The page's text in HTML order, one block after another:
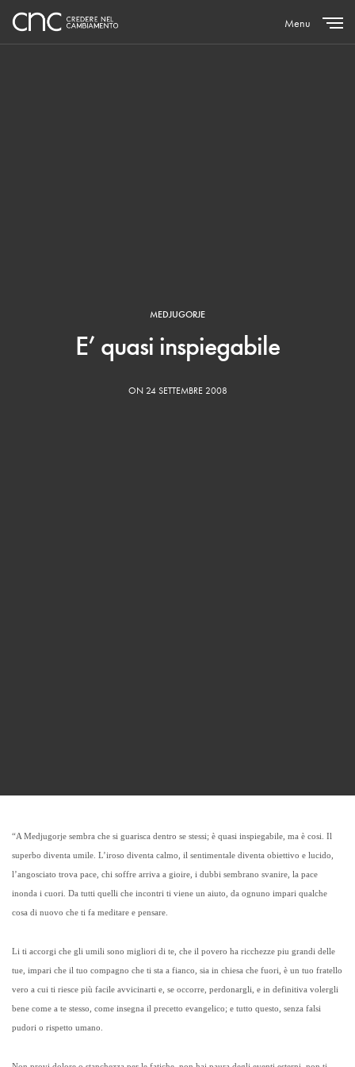
Menu
MEDJUGORJE
E’ quasi inspiegabile
ON 24 SETTEMBRE 2008
“A Medjugorje sembra che si guarisca dentro se stessi; è quasi inspiegabile, ma è cosi. Il
superbo diventa umile. L’iroso diventa calmo, il sentimentale diventa obiettivo e lucido,
l’angosciato trova pace, chi soffre arriva a gioire, i dubbi sembrano svanire, la pace
inonda i cuori. Da tutti quelli che incontri ti viene un aiuto, da ognuno impari qualche
cosa di nuovo che ti fa meditare e pensare.
Li ti accorgi che gli umili sono migliori di te, che il povero ha ricchezze piu grandi delle
tue, impari che il tuo compagno che ti sta a fianco, sia in chiesa che fuori, è un tuo fratello
vero a cui ti riesce più facile avvicinarti e, se occorre, perdonargli, e in definitiva volergli
bene come a te stesso, come insegna il precetto evangelico; e tutto questo, senza falsi
pudori o rispetto umano.